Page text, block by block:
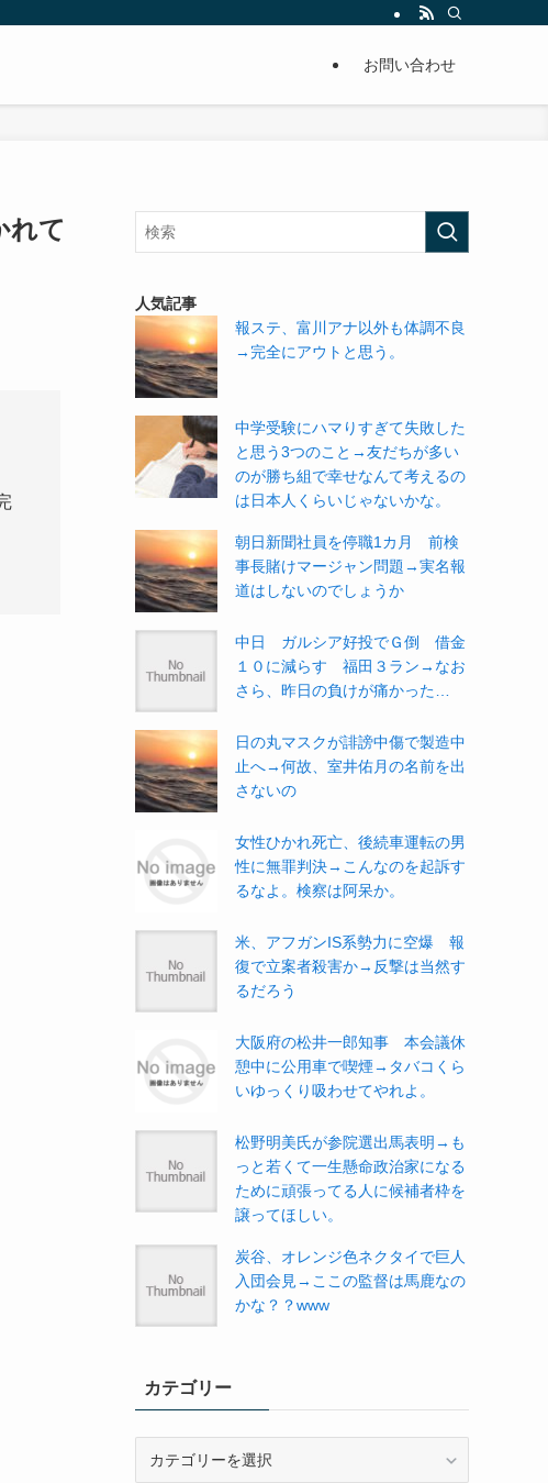
が簡単に痩せることが出来るように分かりやすくまとめています。
お問い合わせ
れて
人気記事
報ステ、富川アナ以外も体調不良
→完全にアウトと思う。
中学受験にハマりすぎて失敗した
と思う3つのこと→友だちが多い
のが勝ち組で幸せなんて考えるの
は日本人くらいじゃないかな。
朝日新聞社員を停職1カ月 前検
事長賭けマージャン問題→実名報
道はしないのでしょうか
中日 ガルシア好投でＧ倒 借金
１０に減らす 福田３ラン→なお
さら、昨日の負けが痛かった…
日の丸マスクが誹謗中傷で製造中
止へ→何故、室井佑月の名前を出
さないの
女性ひかれ死亡、後続車運転の男
性に無罪判決→こんなのを起訴す
るなよ。検察は阿呆か。
米、アフガンIS系勢力に空爆 報
復で立案者殺害か→反撃は当然す
るだろう
大阪府の松井一郎知事 本会議休
憩中に公用車で喫煙→タバコくら
いゆっくり吸わせてやれよ。
松野明美氏が参院選出馬表明→も
っと若くて一生懸命政治家になる
ために頑張ってる人に候補者枠を
譲ってほしい。
炭谷、オレンジ色ネクタイで巨人
入団会見→ここの監督は馬鹿なの
かな？？www
カテゴリー